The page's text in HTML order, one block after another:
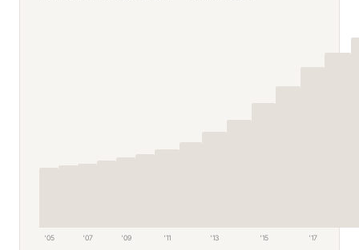
'05 '07 '09 '11 '13 '15 '17